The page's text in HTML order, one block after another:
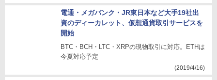
電通・メガバンク・JR東日本など大手19社出
資のディーカレット、仮想通貨取引サービスを
開始
BTC・BCH・LTC・XRPの現物取引に対応。ETHは
今夏対応予定
(2019/4/16)